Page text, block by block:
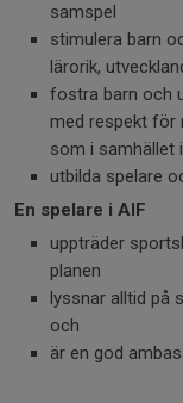
samspel
stimulera barn
lärorik,
fostra barn och
med respekt för
som i samhället
utbilda spelare
En spelare i AIF
uppträder
planen
lyssnar alltid på
och
är en god